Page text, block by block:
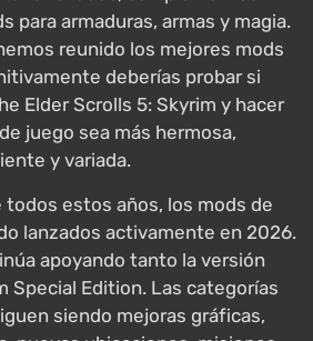
para armaduras, armas y magia.
reunido los mejores mods
deberías probar si
Elder Scrolls 5: Skyrim y hacer
juego sea más hermosa,
y variada.
estos años, los mods de
lanzados activamente en 2026.
apoyando tanto la versión
Special Edition. Las categorías
siendo mejoras gráficas,